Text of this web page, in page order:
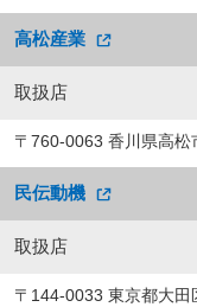
高松産業
取扱店
〒760-0063 香川県高松
民伝動機
取扱店
〒144-0033 東京都大